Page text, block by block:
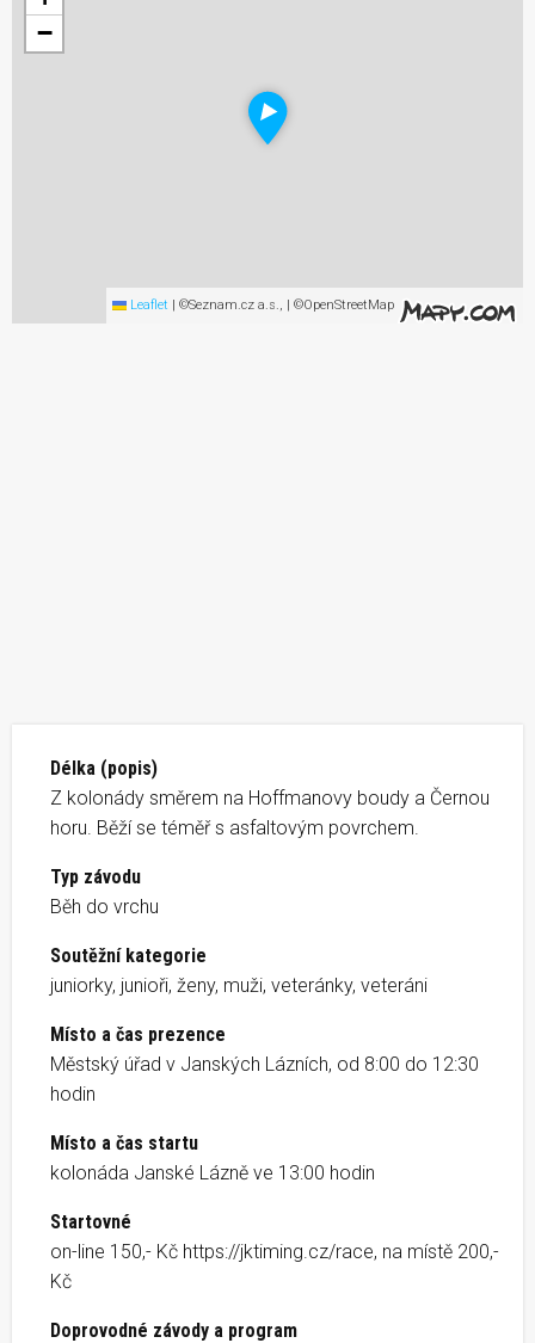
−
Leaflet | ©Seznam.cz a.s., | ©OpenStreetMap
Délka (popis)
Z kolonády směrem na Hoffmanovy boudy a Černou
horu. Běží se téměř s asfaltovým povrchem.
Typ závodu
Běh do vrchu
Soutěžní kategorie
juniorky, junioři, ženy, muži, veteránky, veteráni
Místo a čas prezence
Městský úřad v Janských Lázních, od 8:00 do 12:30
hodin
Místo a čas startu
kolonáda Janské Lázně ve 13:00 hodin
Startovné
on-line 150,- Kč https://jktiming.cz/race, na místě 200,-
Kč
Doprovodné závody a program